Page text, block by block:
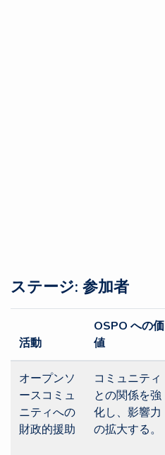
ステージ: 参加者
活動
OSPO への価
値
オープンソ
ースコミュ
ニティへの
財政的援助
コミュニティ
との関係を強
化し、影響力
の拡大する。